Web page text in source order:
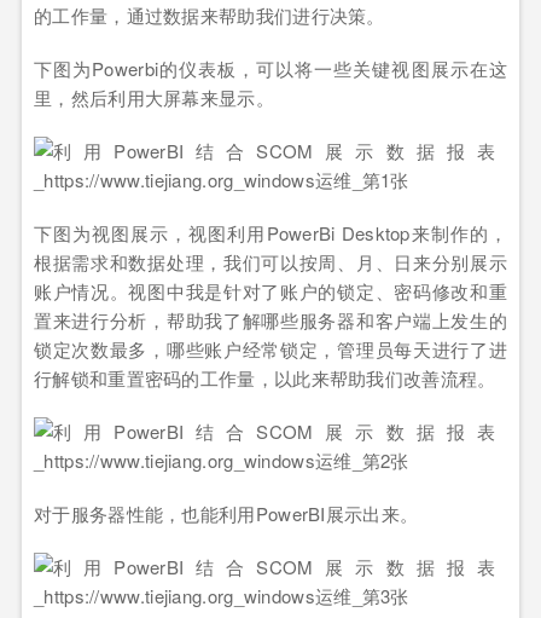
的工作量，通过数据来帮助我们进行决策。
下图为Powerbi的仪表板，可以将一些关键视图展示在这
里，然后利用大屏幕来显示。
下图为视图展示，视图利用PowerBi Desktop来制作的，
根据需求和数据处理，我们可以按周、月、日来分别展示
账户情况。视图中我是针对了账户的锁定、密码修改和重
置来进行分析，帮助我了解哪些服务器和客户端上发生的
锁定次数最多，哪些账户经常锁定，管理员每天进行了进
行解锁和重置密码的工作量，以此来帮助我们改善流程。
对于服务器性能，也能利用PowerBI展示出来。